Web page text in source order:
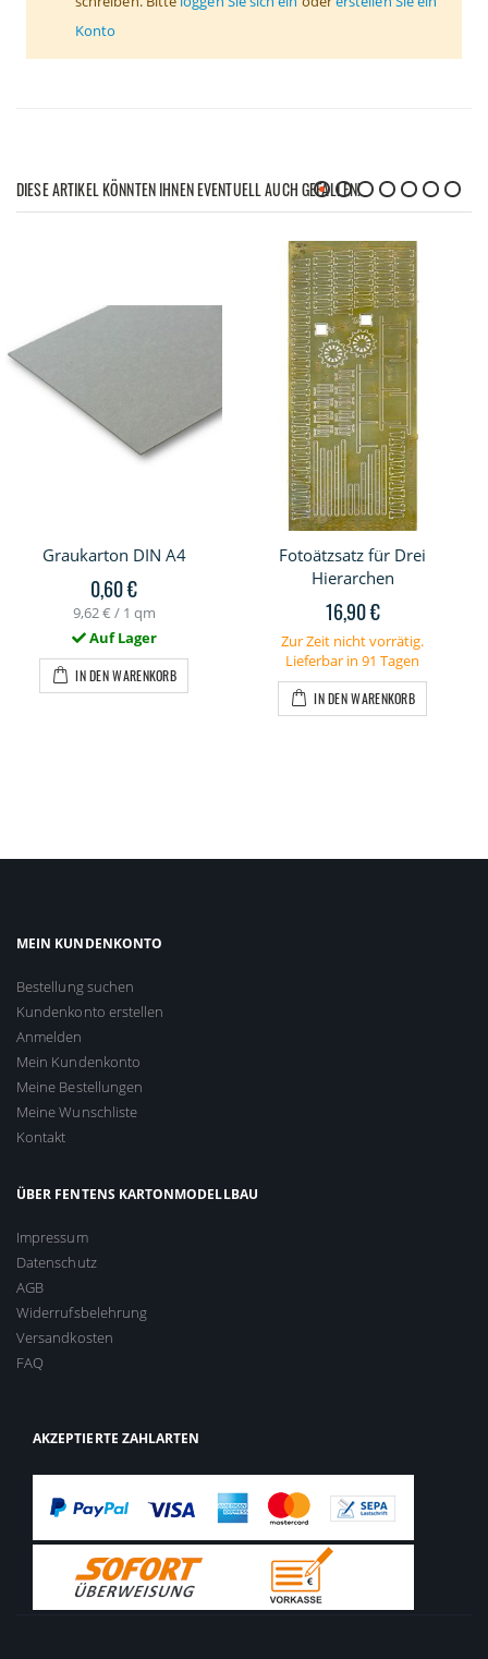
Konto
DIESE ARTIKEL KÖNNTEN IHNEN EVENTUELL AUCH GEFALLEN!
Graukarton DIN A4
0,60 €
9,62 € / 1 qm
Auf Lager
IN DEN WARENKORB
Fotoätzsatz für Drei
Hierarchen
16,90 €
Zur Zeit nicht vorrätig.
Lieferbar in 91 Tagen
IN DEN WARENKORB
MEIN KUNDENKONTO
Bestellung suchen
Kundenkonto erstellen
Anmelden
Mein Kundenkonto
Meine Bestellungen
Meine Wunschliste
Kontakt
ÜBER FENTENS KARTONMODELLBAU
Impressum
Datenschutz
AGB
Widerrufsbelehrung
Versandkosten
FAQ
AKZEPTIERTE ZAHLARTEN